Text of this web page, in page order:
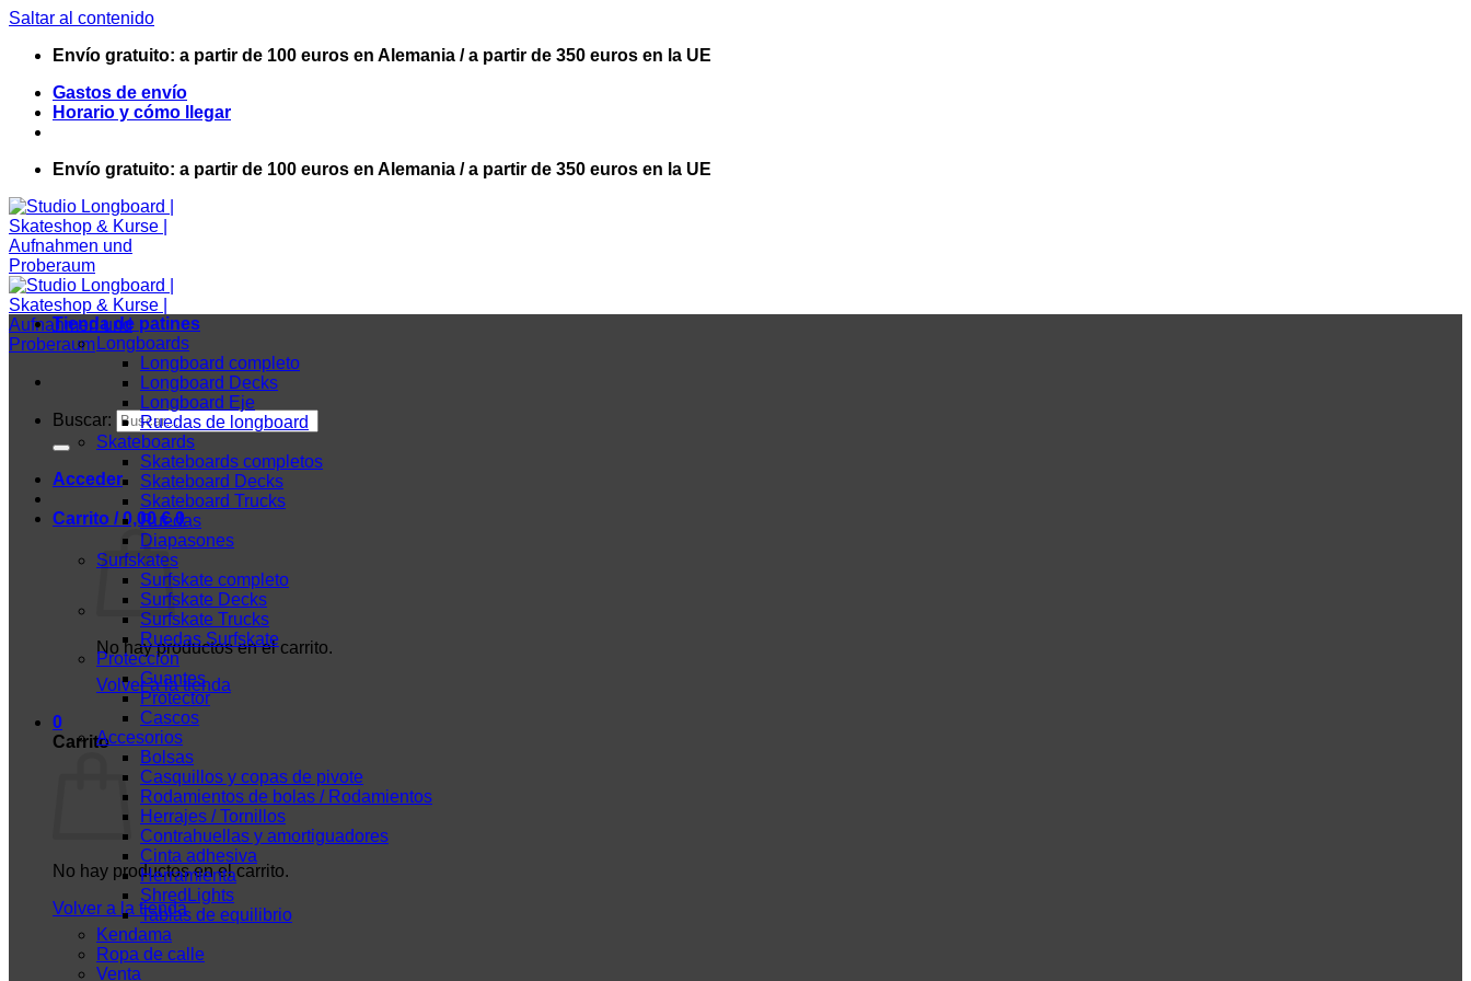
Saltar al contenido
Envío gratuito: a partir de 100 euros en Alemania / a partir de 350 euros en la UE
Gastos de envío
Horario y cómo llegar
Envío gratuito: a partir de 100 euros en Alemania / a partir de 350 euros en la UE
Buscar:
Acceder
Carrito /0,00€ 0
No hay productos en el carrito.
Volver a la tienda
0
Carrito
No hay productos en el carrito.
Volver a la tienda
Tienda de patines
Longboards
Longboard completo
Longboard Decks
Longboard Eje
Ruedas de longboard
Skateboards
Skateboards completos
Skateboard Decks
Skateboard Trucks
Ruedas
Diapasones
Surfskates
Surfskate completo
Surfskate Decks
Surfskate Trucks
Ruedas Surfskate
Protección
Guantes
Protector
Cascos
Accesorios
Bolsas
Casquillos y copas de pivote
Rodamientos de bolas / Rodamientos
Herrajes / Tornillos
Contrahuellas y amortiguadores
Cinta adhesiva
Herramienta
ShredLights
Tablas de equilibrio
Kendama
Ropa de calle
Venta